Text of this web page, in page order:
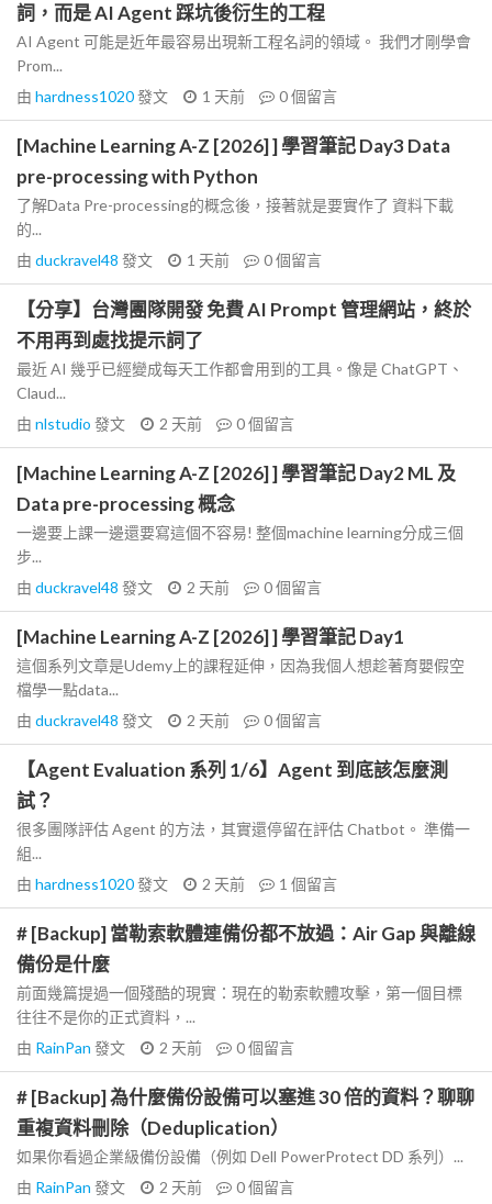
詞，而是 AI Agent 踩坑後衍生的工程
AI Agent 可能是近年最容易出現新工程名詞的領域。 我們才剛學會
Prom...
由 hardness1020發文 1 天前 0個留言
[Machine Learning A-Z [2026] ] 學習筆記 Day3 Data
pre-processing with Python
了解Data Pre-processing的概念後，接著就是要實作了 資料下載
的...
由 duckravel48 發文 1 天前 0個留言
【分享】台灣團隊開發 免費 AI Prompt 管理網站，終於
不用再到處找提示詞了
最近 AI 幾乎已經變成每天工作都會用到的工具。像是 ChatGPT、
Claud...
由 nlstudio 發文 2 天前 0個留言
[Machine Learning A-Z [2026] ] 學習筆記 Day2 ML 及
Data pre-processing 概念
一邊要上課一邊還要寫這個不容易! 整個machine learning分成三個
步...
由 duckravel48 發文 2 天前 0個留言
[Machine Learning A-Z [2026] ] 學習筆記 Day1
這個系列文章是Udemy上的課程延伸，因為我個人想趁著育嬰假空
檔學一點data...
由 duckravel48 發文 2 天前 0個留言
【Agent Evaluation 系列 1/6】Agent 到底該怎麼測
試？
很多團隊評估 Agent 的方法，其實還停留在評估 Chatbot。 準備一
組...
由 hardness1020發文 2 天前 1 個留言
# [Backup] 當勒索軟體連備份都不放過：Air Gap 與離線
備份是什麼
前面幾篇提過一個殘酷的現實：現在的勒索軟體攻擊，第一個目標
往往不是你的正式資料，...
由 RainPan 發文 2 天前 0個留言
# [Backup] 為什麼備份設備可以塞進 30 倍的資料？聊聊
重複資料刪除（Deduplication）
如果你看過企業級備份設備（例如 Dell PowerProtect DD 系列）...
由 RainPan 發文 2 天前 0個留言